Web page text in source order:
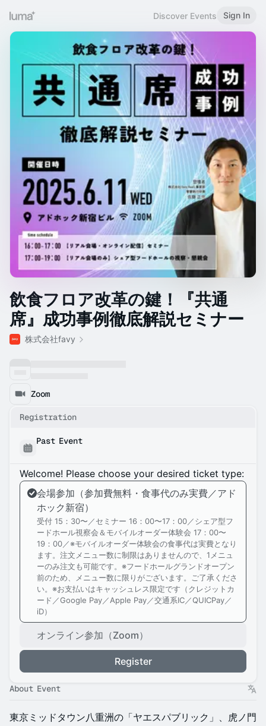
Discover Events Sign In
飲食フロア改革の鍵！『共通
席』成功事例徹底解説セミナー
株式会社favy
Zoom
Registration
Past Event
Welcome! Please choose your desired ticket type:
会場参加（参加費無料・食事代のみ実費／アド
ホック新宿）
受付 15：30〜／セミナー 16：00〜17：00／シェア型フ
ードホール視察会＆モバイルオーダー体験会 17：00〜
19：00／※モバイルオーダー体験会の食事代は実費となり
ます。注文メニュー数に制限はありませんので、1メニュ
ーのみ注文も可能です。※フードホールグランドオープン
前のため、メニュー数に限りがございます。ご了承くださ
い。※お支払いはキャッシュレス限定です（クレジットカ
ード／Google Pay／Apple Pay／交通系IC／QUICPay／
iD）
オンライン参加（Zoom）
Register
About Event
東京ミッドタウン八重洲の「ヤエスパブリック」、虎ノ門